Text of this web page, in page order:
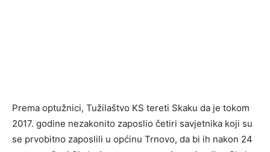
Prema optužnici, Tužilaštvo KS tereti Skaku da je tokom
2017. godine nezakonito zaposlio četiri savjetnika koji su
se prvobitno zaposlili u općinu Trnovo, da bi ih nakon 24